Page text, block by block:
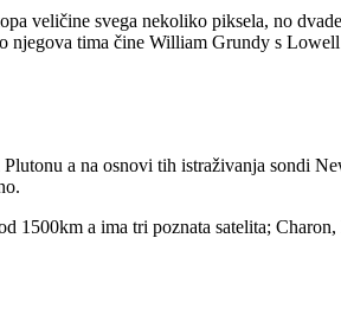
veličine svega nekoliko piksela, no
tima čine William Grundy s
a na osnovi tih istraživanja sondi
1500km a ima tri poznata satelita;